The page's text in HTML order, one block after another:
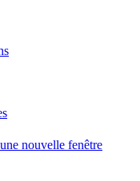
nouvelle fenêtre